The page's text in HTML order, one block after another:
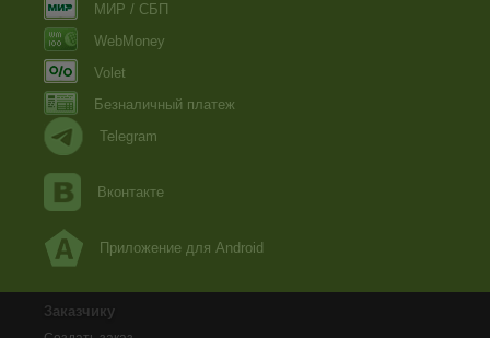
МИР / СБП
WebMoney
Volet
Безналичный платеж
Telegram
Вконтакте
Приложение для Android
Заказчику